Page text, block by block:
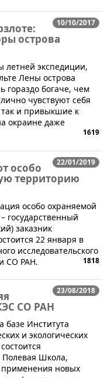
10/10/2017
острова
летней экспедиции,
Лены острова
гораздо богаче, чем
чувствуют себя
так и привыкшие к
окраине даже
1619
22/01/2019
особо
территорию
особо охраняемой
государственный
заказник
22 января в
исследовательского
СО РАН.
1818
23/08/2018
СО РАН
базе Института
и экологических
Школа,
новых